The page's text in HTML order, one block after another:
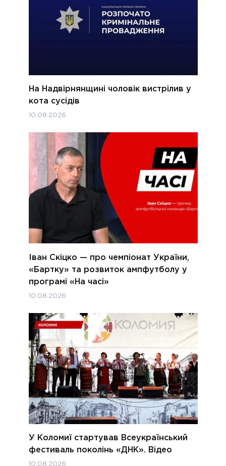
На Надвірнянщині чоловік вистрілив у
кота сусідів
10.08.2026
Іван Скіцко — про чемпіонат України,
«Бартку» та розвиток ампфутболу у
програмі «На часі»
10.08.2026
У Коломиї стартував Всеукраїнський
фестиваль поколінь «ДНК». Відео
10.08.2026